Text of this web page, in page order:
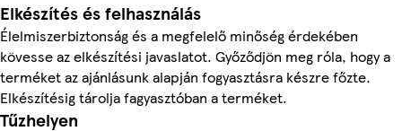
Elkészítés és felhasználás
Élelmiszerbiztonság és a megfelelő minőség érdekében
kövesse az elkészítési javaslatot. Győződjön meg róla, hogy a
terméket az ajánlásunk alapján fogyasztásra készre főzte.
Elkészítésig tárolja fagyasztóban a terméket.
Tűzhelyen